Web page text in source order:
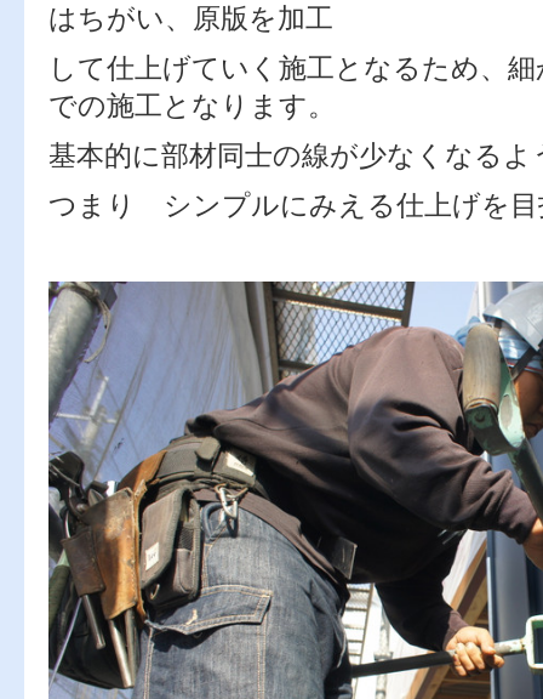
はちがい、原版を加工
して仕上げていく施工となるため、
での施工となります。
基本的に部材同士の線が少なくなるよ
つまり シンプルにみえる仕上げを目